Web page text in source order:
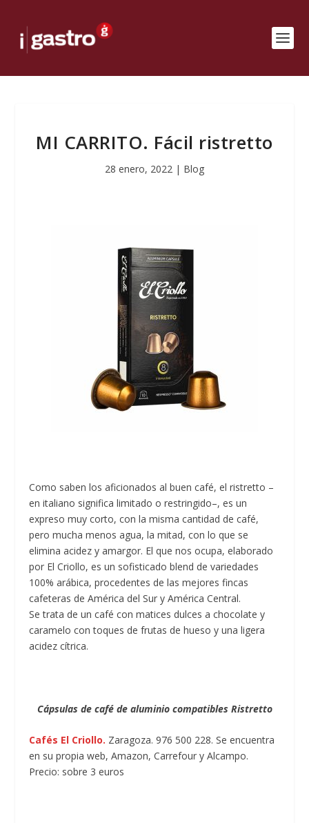
MI CARRITO. Fácil ristretto
28 enero, 2022 | Blog
Como saben los aficionados al buen café, el ristretto –
en italiano significa limitado o restringido–, es un
expreso muy corto, con la misma cantidad de café,
pero mucha menos agua, la mitad, con lo que se
elimina acidez y amargor. El que nos ocupa, elaborado
por El Criollo, es un sofisticado blend de variedades
100% arábica, procedentes de las mejores fincas
cafeteras de América del Sur y América Central.
Se trata de un café con matices dulces a chocolate y
caramelo con toques de frutas de hueso y una ligera
acidez cítrica.
Cápsulas de café de aluminio compatibles Ristretto
Cafés El Criollo. Zaragoza. 976 500 228. Se encuentra
en su propia web, Amazon, Carrefour y Alcampo.
Precio: sobre 3 euros